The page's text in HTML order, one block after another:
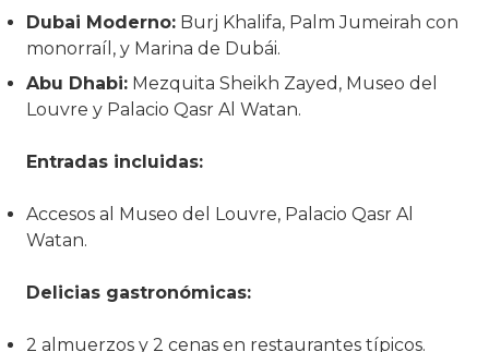
Dubai Moderno: Burj Khalifa, Palm Jumeirah con
monorraíl, y Marina de Dubái.
Abu Dhabi: Mezquita Sheikh Zayed, Museo del
Louvre y Palacio Qasr Al Watan.
Entradas incluidas:
Accesos al Museo del Louvre, Palacio Qasr Al
Watan.
Delicias gastronómicas:
2 almuerzos y 2 cenas en restaurantes típicos.